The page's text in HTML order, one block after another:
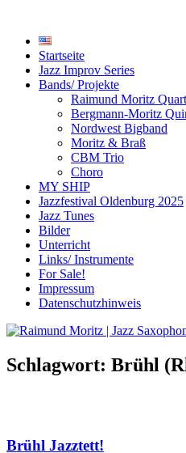
Startseite
Jazz Improv Series
Bands/ Projekte
Raimund Moritz
Bergmann-Moritz
Nordwest Bigband
Moritz & Braß
CBM Trio
Choro
MY SHIP
Jazzfestival Oldenburg 2025
Jazz Tunes
Bilder
Unterricht
Links/ Instrumente
For Sale!
Impressum
Datenschutzhinweis
Schlagwort: Brühl
Brühl Jazztett!